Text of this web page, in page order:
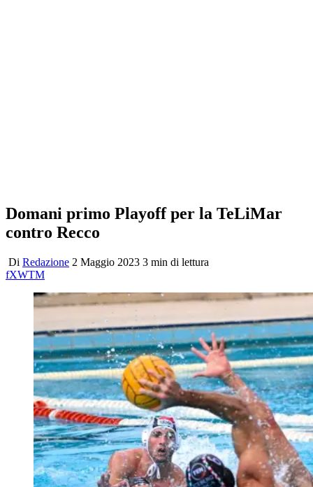
Domani primo Playoff per la TeLiMar
contro Recco
Di Redazione 2 Maggio 2023 3 min di lettura
fXWTM